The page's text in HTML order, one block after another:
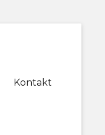
Kontakt